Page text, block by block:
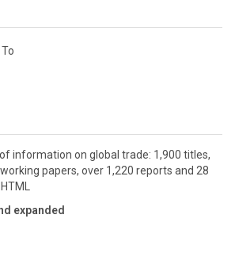
information on global trade: 1,900 titles,
papers, over 1,220 reports and 28
expanded